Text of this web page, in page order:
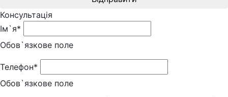
Консультація
Ім`я*
Обов`язкове поле
Телефон*
Обов`язкове поле